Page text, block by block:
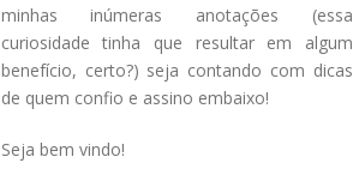
minhas inúmeras anotações (essa
curiosidade tinha que resultar em algum
benefício, certo?) seja contando com dicas
de quem confio e assino embaixo!
Seja bem vindo!